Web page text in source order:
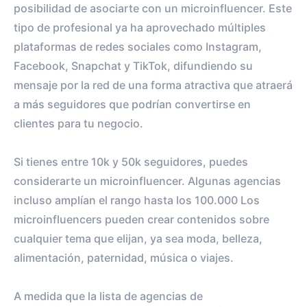
posibilidad de asociarte con un microinfluencer. Este
tipo de profesional ya ha aprovechado múltiples
plataformas de redes sociales como Instagram,
Facebook, Snapchat y TikTok, difundiendo su
mensaje por la red de una forma atractiva que atraerá
a más seguidores que podrían convertirse en
clientes para tu negocio.
Si tienes entre 10k y 50k seguidores, puedes
considerarte un microinfluencer. Algunas agencias
incluso amplían el rango hasta los 100.000 Los
microinfluencers pueden crear contenidos sobre
cualquier tema que elijan, ya sea moda, belleza,
alimentación, paternidad, música o viajes.
A medida que la lista de agencias de